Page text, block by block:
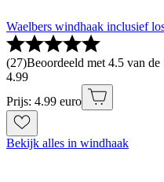
Waelbers windhaak inclusief
(27)Beoordeeld met 4.5 van
4.99
Prijs: 4.99 euro
Bekijk alles in windhaak